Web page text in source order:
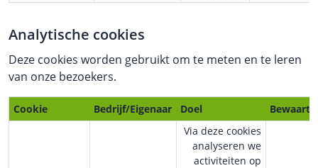
Analytische cookies
Deze cookies worden gebruikt om te meten en te leren
van onze bezoekers.
Cookie Bedrijf/Eigenaar Doel
Via deze cookies
analyseren we
activiteiten op